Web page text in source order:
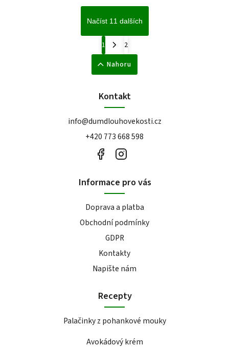
Načíst 11 dalších
1
2
Nahoru
Kontakt
info@dumdlouhovekosti.cz
+420 773 668 598
Informace pro vás
Doprava a platba
Obchodní podmínky
GDPR
Kontakty
Napište nám
Recepty
Palačinky z pohankové mouky
Avokádový krém